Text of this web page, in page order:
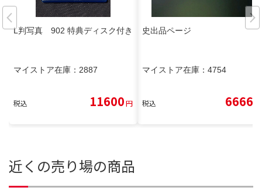
L判写真 902 特典ディスク付き
マイストア在庫： 2887
税込 11600円
史出品ページ
マイストア在庫： 4754
税込 6666
近くの売り場の商品